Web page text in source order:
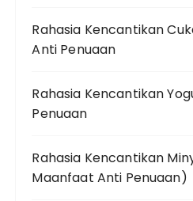
Rahasia Kencantikan
Anti Penuaan
Rahasia Kencantikan
Penuaan
Rahasia Kencantikan
Maanfaat Anti Penuaan)